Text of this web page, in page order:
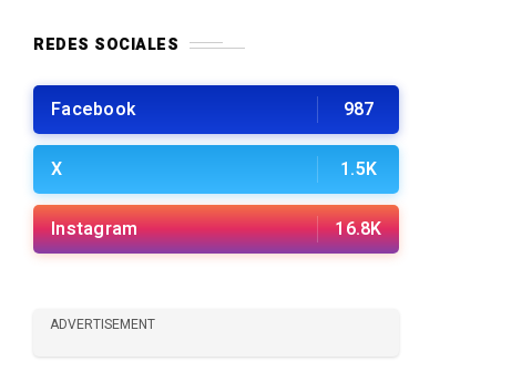
REDES SOCIALES
Facebook 987
X 1.5K
Instagram 16.8K
ADVERTISEMENT